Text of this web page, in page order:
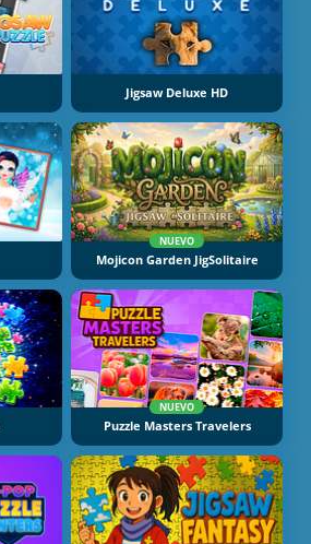
Jigsaw Deluxe HD
NUEVO
Mojicon Garden JigSolitaire
NUEVO
Puzzle Masters Travelers